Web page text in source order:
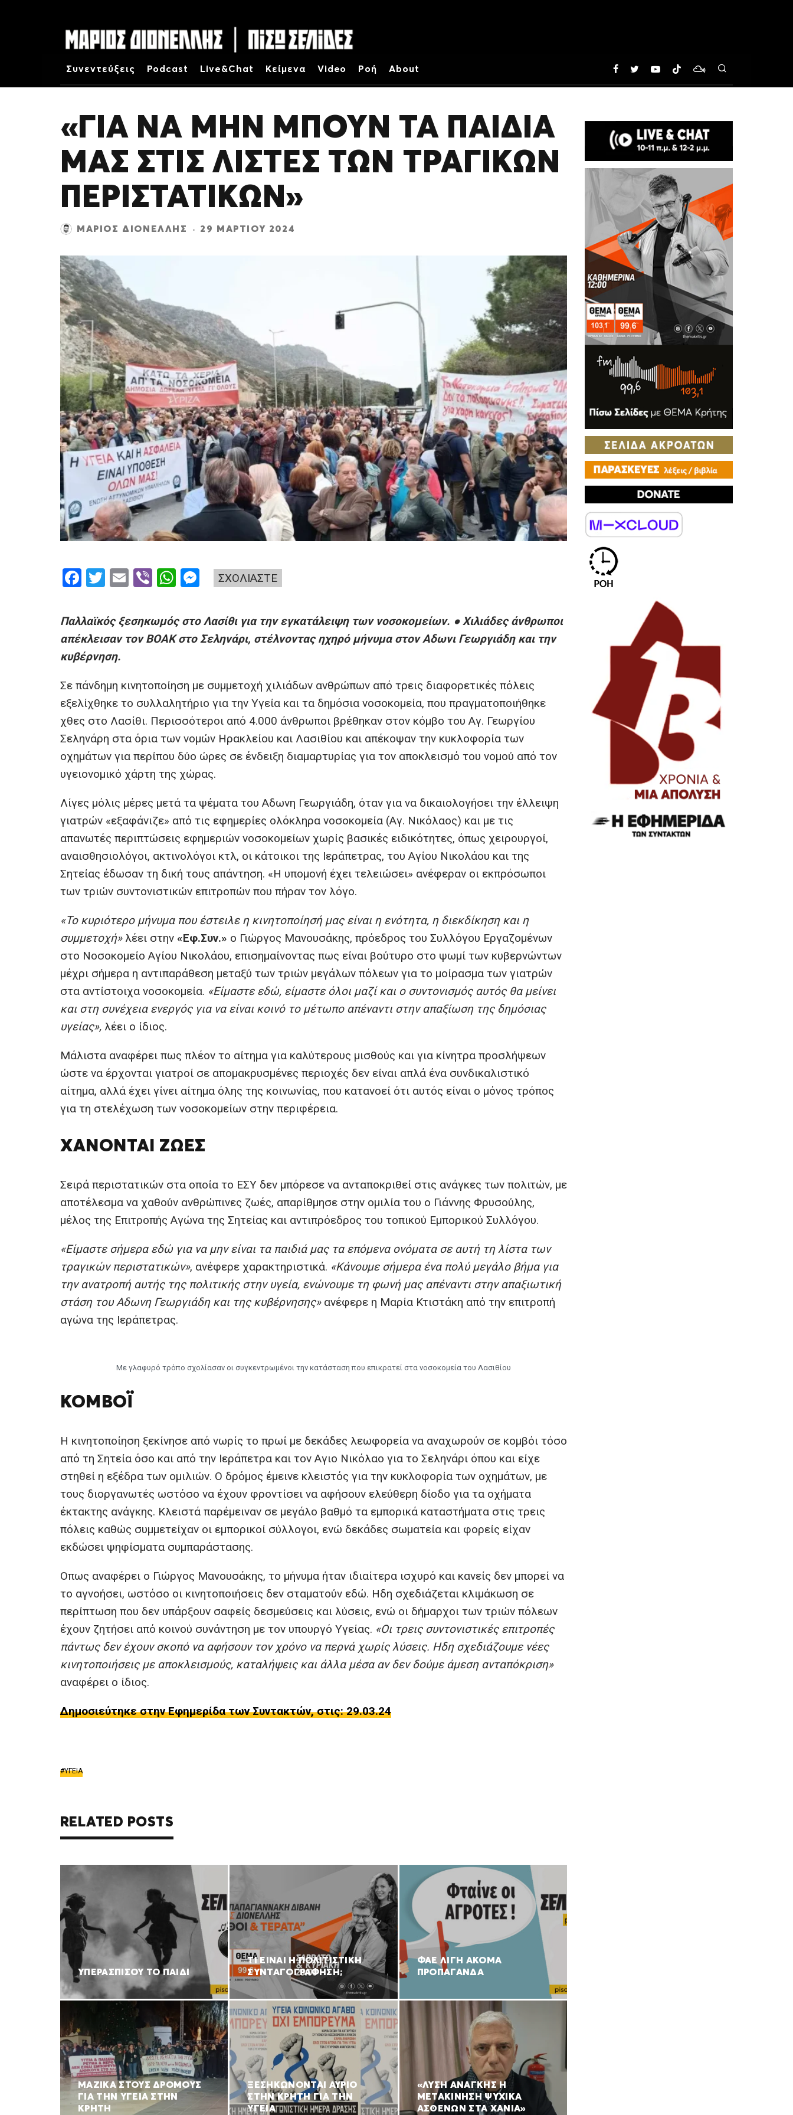
Συνεντεύξεις Podcast Live&Chat Κείμενα Video Ροή About
«ΓΙΑ ΝΑ ΜΗΝ ΜΠΟΥΝ ΤΑ ΠΑΙΔΙΑ
ΜΑΣ ΣΤΙΣ ΛΙΣΤΕΣ ΤΩΝ ΤΡΑΓΙΚΩΝ
ΠΕΡΙΣΤΑΤΙΚΩΝ»
ΜΆΡΙΟΣ ΔΙΟΝΈΛΛΗΣ · 29 ΜΑΡΤΊΟΥ 2024
ΣΧΟΛΙΑΣΤΕ
F
ce
b
o
k
T
tt
er
E
ail
Vi
er
W
at
s
p
se
n
Παλλαϊκός ξεσηκωμός στο Λασίθι για την εγκατάλειψη των νοσοκομείων. ● Χιλιάδες άνθρωποι
απέκλεισαν τον ΒΟΑΚ στο Σεληνάρι, στέλνοντας ηχηρό μήνυμα στον Αδωνι Γεωργιάδη και την
κυβέρνηση.
Σε πάνδημη κινητοποίηση με συμμετοχή χιλιάδων ανθρώπων από τρεις διαφορετικές πόλεις
εξελίχθηκε το συλλαλητήριο για την Υγεία και τα δημόσια νοσοκομεία, που πραγματοποιήθηκε
χθες στο Λασίθι. Περισσότεροι από 4.000 άνθρωποι βρέθηκαν στον κόμβο του Αγ. Γεωργίου
Σεληνάρη στα όρια των νομών Ηρακλείου και Λασιθίου και απέκοψαν την κυκλοφορία των
οχημάτων για περίπου δύο ώρες σε ένδειξη διαμαρτυρίας για τον αποκλεισμό του νομού από τον
υγειονομικό χάρτη της χώρας.
Λίγες μόλις μέρες μετά τα ψέματα του Αδωνη Γεωργιάδη, όταν για να δικαιολογήσει την έλλειψη
γιατρών «εξαφάνιζε» από τις εφημερίες ολόκληρα νοσοκομεία (Αγ. Νικόλαος) και με τις
απανωτές περιπτώσεις εφημεριών νοσοκομείων χωρίς βασικές ειδικότητες, όπως χειρουργοί,
αναισθησιολόγοι, ακτινολόγοι κτλ, οι κάτοικοι της Ιεράπετρας, του Αγίου Νικολάου και της
Σητείας έδωσαν τη δική τους απάντηση. «Η υπομονή έχει τελειώσει» ανέφεραν οι εκπρόσωποι
των τριών συντονιστικών επιτροπών που πήραν τον λόγο.
«Το κυριότερο μήνυμα που έστειλε η κινητοποίησή μας είναι η ενότητα, η διεκδίκηση και η
συμμετοχή»λέει στην «Εφ.Συν.» ο Γιώργος Μανουσάκης, πρόεδρος του Συλλόγου Εργαζομένων
στο Νοσοκομείο Αγίου Νικολάου, επισημαίνοντας πως είναι βούτυρο στο ψωμί των κυβερνώντων
μέχρι σήμερα η αντιπαράθεση μεταξύ των τριών μεγάλων πόλεων για το μοίρασμα των γιατρών
στα αντίστοιχα νοσοκομεία. «Είμαστε εδώ, είμαστε όλοι μαζί και ο συντονισμός αυτός θα μείνει
και στη συνέχεια ενεργός για να είναι κοινό το μέτωπο απέναντι στην απαξίωση της δημόσιας
υγείας», λέει ο ίδιος.
Μάλιστα αναφέρει πως πλέον το αίτημα για καλύτερους μισθούς και για κίνητρα προσλήψεων
ώστε να έρχονται γιατροί σε απομακρυσμένες περιοχές δεν είναι απλά ένα συνδικαλιστικό
αίτημα, αλλά έχει γίνει αίτημα όλης της κοινωνίας, που κατανοεί ότι αυτός είναι ο μόνος τρόπος
για τη στελέχωση των νοσοκομείων στην περιφέρεια.
ΧΆΝΟΝΤΑΙ ΖΩΈΣ
Σειρά περιστατικών στα οποία το ΕΣΥ δεν μπόρεσε να ανταποκριθεί στις ανάγκες των πολιτών, με
αποτέλεσμα να χαθούν ανθρώπινες ζωές, απαρίθμησε στην ομιλία του ο Γιάννης Φρυσούλης,
μέλος της Επιτροπής Αγώνα της Σητείας και αντιπρόεδρος του τοπικού Εμπορικού Συλλόγου.
«Είμαστε σήμερα εδώ για να μην είναι τα παιδιά μας τα επόμενα ονόματα σε αυτή τη λίστα των
τραγικών περιστατικών», ανέφερε χαρακτηριστικά. «Κάνουμε σήμερα ένα πολύ μεγάλο βήμα για
την ανατροπή αυτής της πολιτικής στην υγεία, ενώνουμε τη φωνή μας απέναντι στην απαξιωτική
στάση του Αδωνη Γεωργιάδη και της κυβέρνησης» ανέφερε η Μαρία Κτιστάκη από την επιτροπή
αγώνα της Ιεράπετρας.
Με γλαφυρό τρόπο σχολίασαν οι συγκεντρωμένοι την κατάσταση που επικρατεί στα νοσοκομεία του Λασιθίου
ΚΟΜΒΌΙ
Η κινητοποίηση ξεκίνησε από νωρίς το πρωί με δεκάδες λεωφορεία να αναχωρούν σε κομβόι τόσο
από τη Σητεία όσο και από την Ιεράπετρα και τον Αγιο Νικόλαο για το Σεληνάρι όπου και είχε
στηθεί η εξέδρα των ομιλιών. Ο δρόμος έμεινε κλειστός για την κυκλοφορία των οχημάτων, με
τους διοργανωτές ωστόσο να έχουν φροντίσει να αφήσουν ελεύθερη δίοδο για τα οχήματα
έκτακτης ανάγκης. Κλειστά παρέμειναν σε μεγάλο βαθμό τα εμπορικά καταστήματα στις τρεις
πόλεις καθώς συμμετείχαν οι εμπορικοί σύλλογοι, ενώ δεκάδες σωματεία και φορείς είχαν
εκδώσει ψηφίσματα συμπαράστασης.
Οπως αναφέρει ο Γιώργος Μανουσάκης, το μήνυμα ήταν ιδιαίτερα ισχυρό και κανείς δεν μπορεί να
το αγνοήσει, ωστόσο οι κινητοποιήσεις δεν σταματούν εδώ. Ηδη σχεδιάζεται κλιμάκωση σε
περίπτωση που δεν υπάρξουν σαφείς δεσμεύσεις και λύσεις, ενώ οι δήμαρχοι των τριών πόλεων
έχουν ζητήσει από κοινού συνάντηση με τον υπουργό Υγείας. «Οι τρεις συντονιστικές επιτροπές
πάντως δεν έχουν σκοπό να αφήσουν τον χρόνο να περνά χωρίς λύσεις. Ηδη σχεδιάζουμε νέες
κινητοποιήσεις με αποκλεισμούς, καταλήψεις και άλλα μέσα αν δεν δούμε άμεση ανταπόκριση»
αναφέρει ο ίδιος.
Δημοσιεύτηκε στην Εφημερίδα των Συντακτών, στις: 29.03.24
ΥΓΕΙΑ
RELATED POSTS
ΥΠΕΡΑΣΠΙΣΟΥ ΤΟ ΠΑΙΔΙ
ΤΙ ΕΙΝΑΙ Η ΠΟΛΙΤΙΣΤΙΚΗ
ΣΥΝΤΑΓΟΓΡΑΦΗΣΗ;
ΦΑΕ ΛΙΓΗ ΑΚΟΜΑ
ΠΡΟΠΑΓΑΝΔΑ
ΜΑΖΙΚΑ ΣΤΟΥΣ ΔΡΟΜΟΥΣ
ΓΙΑ ΤΗΝ ΥΓΕΙΑ ΣΤΗΝ
ΚΡΗΤΗ
ΞΕΣΗΚΩΝΟΝΤΑΙ ΑΥΡΙΟ
ΣΤΗΝ ΚΡΗΤΗ ΓΙΑ ΤΗΝ
ΥΓΕΙΑ
«ΛΥΣΗ ΑΝΑΓΚΗΣ Η
ΜΕΤΑΚΙΝΗΣΗ ΨΥΧΙΚΑ
ΑΣΘΕΝΩΝ ΣΤΑ ΧΑΝΙΑ»